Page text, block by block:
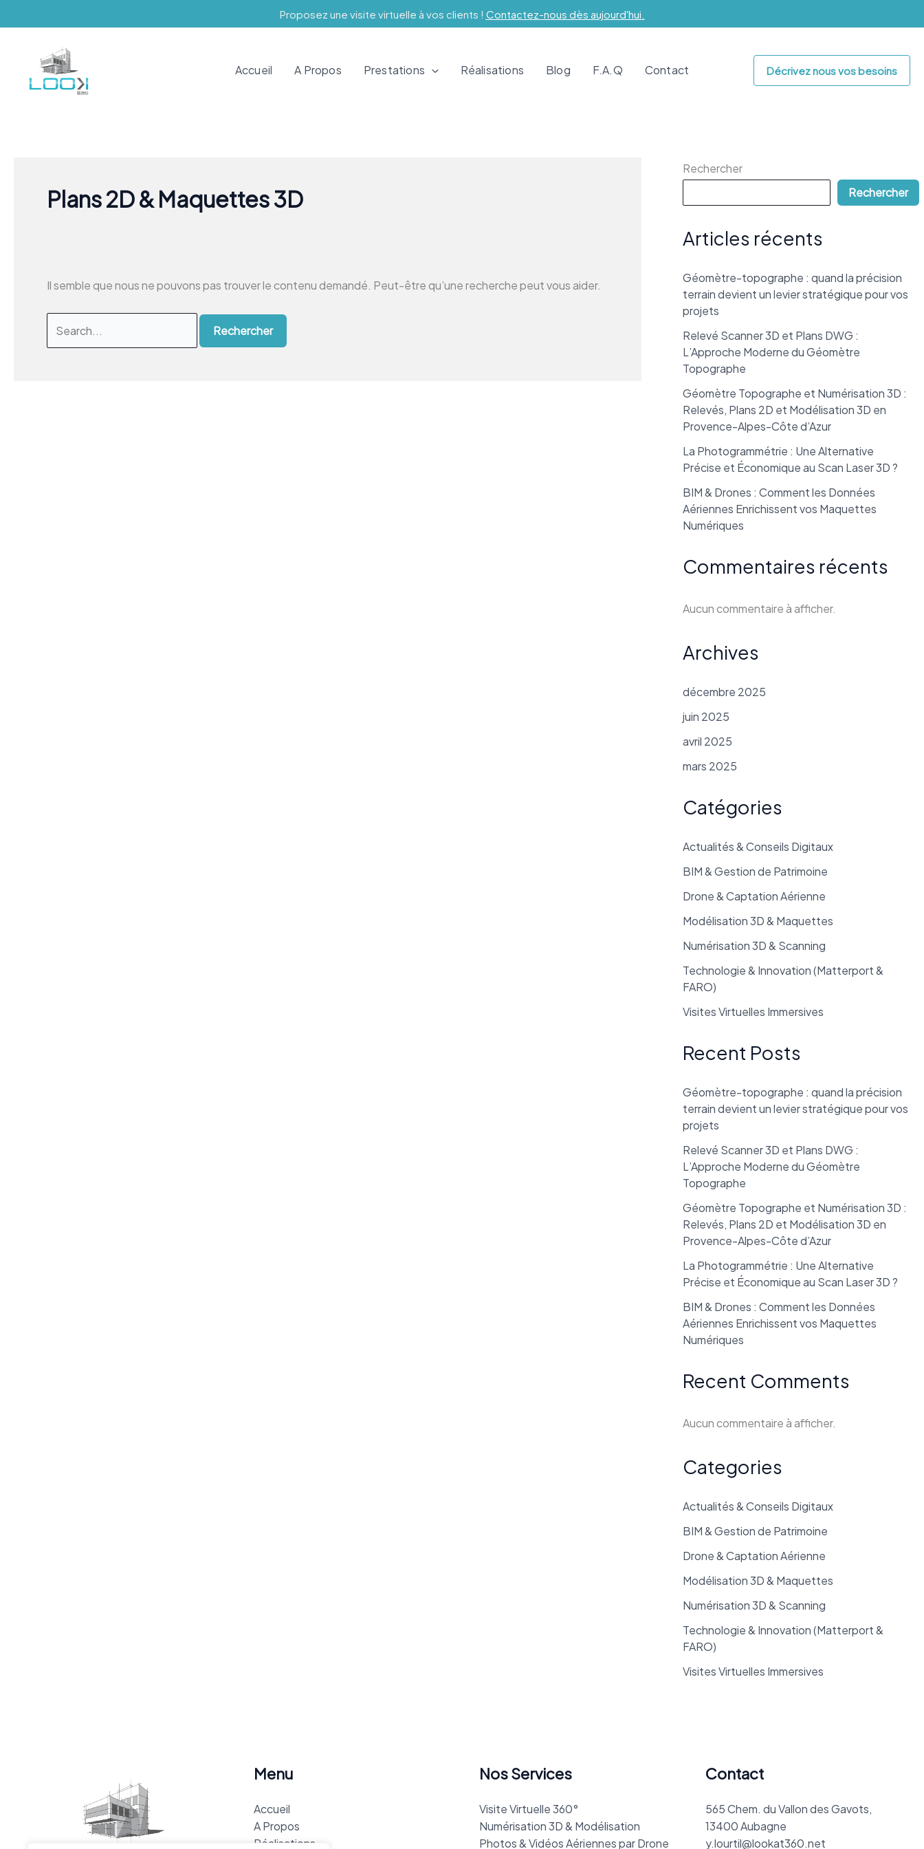
au
Proposez une visite virtuelle à vos clients ! Contactez-nous dès aujourd'hui.
Accueil A Propos Prestations Réalisations Blog F.A.Q Contact Décrivez nous vos besoins
Plans 2D & Maquettes 3D
Il semble que nous ne pouvons pas trouver le contenu demandé. Peut-être qu’une recherche peut vous aider.
Rechercher
Rechercher
Articles récents
Géomètre-topographe : quand la précision
terrain devient un levier stratégique pour vos
projets
Relevé Scanner 3D et Plans DWG :
L’Approche Moderne du Géomètre
Topographe
Géomètre Topographe et Numérisation 3D :
Relevés, Plans 2D et Modélisation 3D en
Provence-Alpes-Côte d’Azur
La Photogrammétrie : Une Alternative
Précise et Économique au Scan Laser 3D ?
BIM & Drones : Comment les Données
Aériennes Enrichissent vos Maquettes
Numériques
Commentaires récents
Aucun commentaire à afficher.
Archives
décembre 2025
juin 2025
avril 2025
mars 2025
Catégories
Actualités & Conseils Digitaux
BIM & Gestion de Patrimoine
Drone & Captation Aérienne
Modélisation 3D & Maquettes
Numérisation 3D & Scanning
Technologie & Innovation (Matterport &
FARO)
Visites Virtuelles Immersives
Recent Posts
Géomètre-topographe : quand la précision
terrain devient un levier stratégique pour vos
projets
Relevé Scanner 3D et Plans DWG :
L’Approche Moderne du Géomètre
Topographe
Géomètre Topographe et Numérisation 3D :
Relevés, Plans 2D et Modélisation 3D en
Provence-Alpes-Côte d’Azur
La Photogrammétrie : Une Alternative
Précise et Économique au Scan Laser 3D ?
BIM & Drones : Comment les Données
Aériennes Enrichissent vos Maquettes
Numériques
Recent Comments
Aucun commentaire à afficher.
Categories
Actualités & Conseils Digitaux
BIM & Gestion de Patrimoine
Drone & Captation Aérienne
Modélisation 3D & Maquettes
Numérisation 3D & Scanning
Technologie & Innovation (Matterport &
FARO)
Visites Virtuelles Immersives
Menu
Accueil
A Propos
Réalisations
Nos Services
Visite Virtuelle 360°
Numérisation 3D & Modélisation
Photos & Vidéos Aériennes par Drone
Contact
565 Chem. du Vallon des Gavots,
13400 Aubagne
y.lourtil@lookat360.net